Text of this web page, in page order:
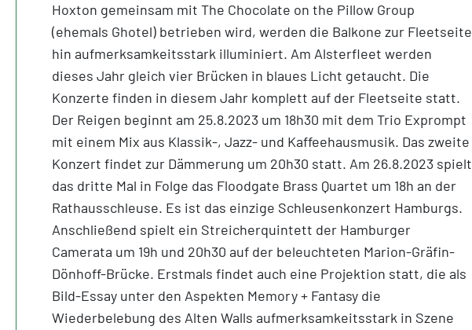
Hoxton gemeinsam mit The Chocolate on the Pillow Group
(ehemals Ghotel) betrieben wird, werden die Balkone zur Fleetseite
hin aufmerksamkeitsstark illuminiert. Am Alsterfleet werden
dieses Jahr gleich vier Brücken in blaues Licht getaucht. Die
Konzerte finden in diesem Jahr komplett auf der Fleetseite statt.
Der Reigen beginnt am 25.8.2023 um 18h30 mit dem Trio Exprompt
mit einem Mix aus Klassik-, Jazz- und Kaffeehausmusik. Das zweite
Konzert findet zur Dämmerung um 20h30 statt. Am 26.8.2023 spielt
das dritte Mal in Folge das Floodgate Brass Quartet um 18h an der
Rathausschleuse. Es ist das einzige Schleusenkonzert Hamburgs.
Anschließend spielt ein Streicherquintett der Hamburger
Camerata um 19h und 20h30 auf der beleuchteten Marion-Gräfin-
Dönhoff-Brücke. Erstmals findet auch eine Projektion statt, die als
Bild-Essay unter den Aspekten Memory + Fantasy die
Wiederbelebung des Alten Walls aufmerksamkeitsstark in Szene